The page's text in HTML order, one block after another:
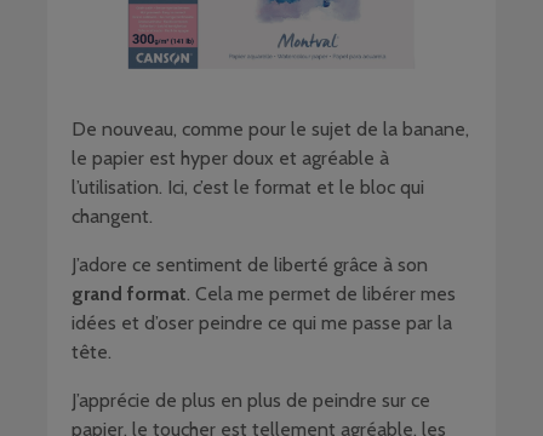
De nouveau, comme pour le sujet de la banane,
le papier est hyper doux et agréable à
l’utilisation. Ici, c’est le format et le bloc qui
changent.
J’adore ce sentiment de liberté grâce à son
grand format . Cela me permet de libérer mes
idées et d’oser peindre ce qui me passe par la
tête.
J’apprécie de plus en plus de peindre sur ce
papier, le toucher est tellement agréable, les